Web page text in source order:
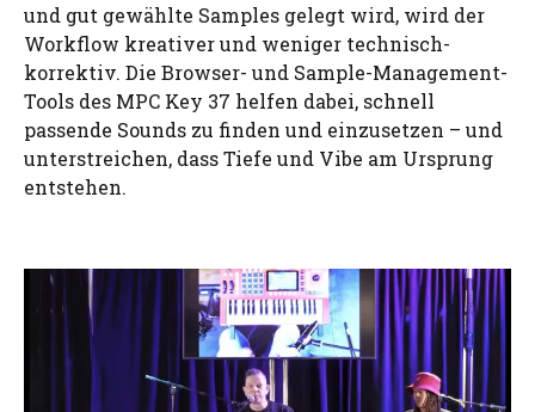
und gut gewählte Samples gelegt wird, wird der
Workflow kreativer und weniger technisch-
korrektiv. Die Browser- und Sample-Management-
Tools des MPC Key 37 helfen dabei, schnell
passende Sounds zu finden und einzusetzen – und
unterstreichen, dass Tiefe und Vibe am Ursprung
entstehen.